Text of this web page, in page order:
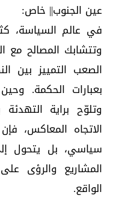
عين الجنوب|| خاص:
في عالم السياسة،
وتتشابك المصالح مع
الصعب التمييز بين
بعبارات الحكمة.
وتلوّح براية
الاتجاه المعاكس،
سياسي، بل يتحول
المشاريع والرؤى
الواقع.